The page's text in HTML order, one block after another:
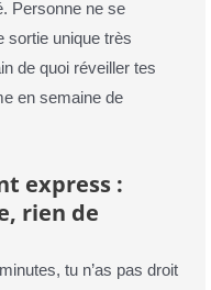
Personne ne se
sortie unique très
de quoi réveiller tes
en semaine de
express :
rien de
tu n’as pas droit